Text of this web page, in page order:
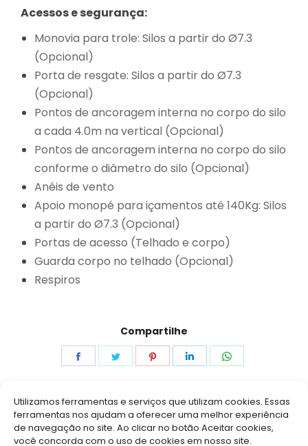
Utilizamos ferramentas e serviços que utilizam cookies. Essas
ferramentas nos ajudam a oferecer uma melhor experiência
de navegação no site. Ao clicar no botão Aceitar cookies,
você concorda com o uso de cookies em nosso site.
Acessos e segurança:
Monovia para trole: Silos a partir do Ø7.3
(Opcional)
Porta de resgate: Silos a partir do Ø7.3
(Opcional)
Pontos de ancoragem interna no corpo do silo
a cada 4.0m na vertical (Opcional)
Pontos de ancoragem interna no corpo do silo
conforme o diâmetro do silo (Opcional)
Anéis de vento
Apoio monopé para içamentos até 140Kg: Silos
a partir do Ø7.3 (Opcional)
Portas de acesso (Telhado e corpo)
Guarda corpo no telhado (Opcional)
Respiros
Compartilhe
Share
Facebook
Share
Twitter
Share
Pinterest
Share
LinkedInWhatsApp